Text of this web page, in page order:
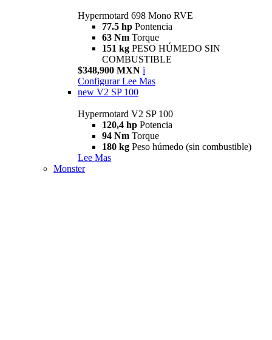
Hypermotard 698 Mono RVE
77.5 hp Pontencia
63 Nm Torque
151 kg PESO HÚMEDO SIN
COMBUSTIBLE
$348,900 MXN i
Configurar Lee Mas
new V2 SP 100
Hypermotard V2 SP 100
120,4 hp Potencia
94 Nm Torque
180 kg Peso húmedo (sin combustible)
Lee Mas
Monster